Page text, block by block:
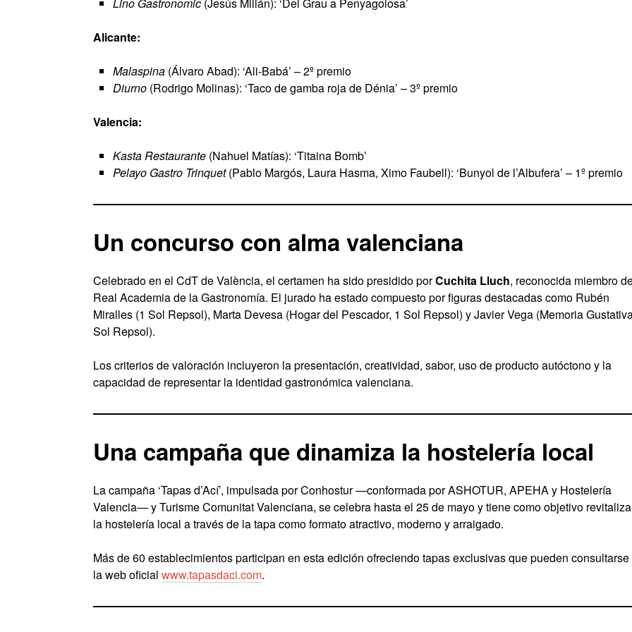
Alicante:
Malaspina (Álvaro Abad): ‘Ali-Babá’ – 2º premio
Diurno (Rodrigo Molinas): ‘Taco de gamba roja de Dénia’ – 3º premio
Valencia:
Kasta Restaurante (Nahuel Matías): ‘Titaina Bomb’
Pelayo Gastro Trinquet(Pablo Margós, Laura Hasma, Ximo Faubell): ‘Bunyol de l’Albufera’ – 1º premio
Un concurso con alma valenciana
Celebrado en el CdT de València, el certamen ha sido presidido porCuchita Lluch, reconocida miembro
Real Academia de la Gastronomía. El jurado ha estado compuesto por figuras destacadas como Rubén
Miralles (1 Sol Repsol), Marta Devesa (Hogar del Pescador, 1 Sol Repsol) y Javier Vega (Memoria
Sol Repsol).
Los criterios de valoración incluyeron la presentación, creatividad, sabor, uso de producto autóctono y la
capacidad de representar la identidad gastronómica valenciana.
Una campaña que dinamiza la hostelería local
La campaña ‘Tapas d’Ací’, impulsada por Conhostur —conformada por ASHOTUR, APEHA y Hostelería
Valencia— y Turisme Comunitat Valenciana, se celebra hasta el 25 de mayo y tiene como objetivo
la hostelería local a través de la tapa como formato atractivo, moderno y arraigado.
Más de 60 establecimientos participan en esta edición ofreciendo tapas exclusivas que pueden consultarse
la web oficial www.tapasdaci.com.